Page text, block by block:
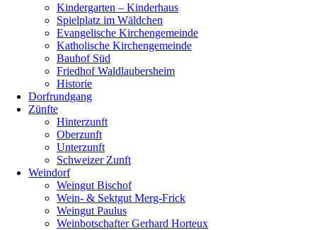
Kindergarten – Kinderhaus
Spielplatz im Wäldchen
Evangelische Kirchengemeinde
Katholische Kirchengemeinde
Bauhof Süd
Friedhof Waldlaubersheim
Historie
Dorfrundgang
Zünfte
Hinterzunft
Oberzunft
Unterzunft
Schweizer Zunft
Weindorf
Weingut Bischof
Wein- & Sektgut Merg-Frick
Weingut Paulus
Weinbotschafter Gerhard Horteux